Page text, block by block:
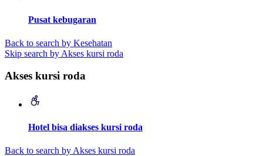
Pusat kebugaran
Back to search by Kesehatan
Skip search by Akses kursi roda
Akses kursi roda
Hotel bisa diakses kursi roda
Back to search by Akses kursi roda